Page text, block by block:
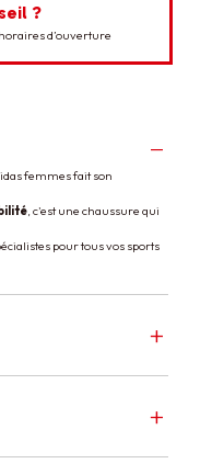
?
d’ouverture
femmes fait son
, c'est une chaussure qui
pour tous vos sports